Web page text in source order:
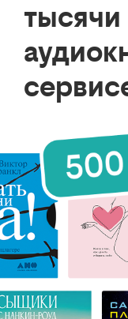
тысячи